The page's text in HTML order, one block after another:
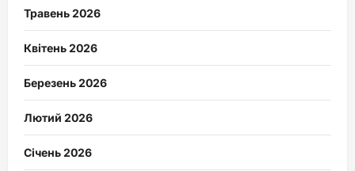
Травень 2026
Квітень 2026
Березень 2026
Лютий 2026
Січень 2026